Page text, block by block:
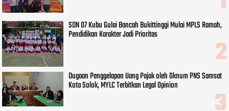
SDN 07 Kubu Gulai Bancah Bukittinggi Mulai MPLS Ramah,
Pendidikan Karakter Jadi Prioritas
Dugaan Penggelapan Uang Pajak oleh Oknum PNS Samsat
Kota Solok, MYLC Terbitkan Legal Opinion